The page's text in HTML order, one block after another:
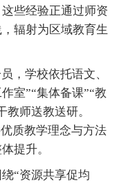
些经验正通过师资
辐射为区域教育生
学校依托语文、
室”“集体备课”“教
师送教送研。
质教学理念与方法
提升。
“资源共享促均